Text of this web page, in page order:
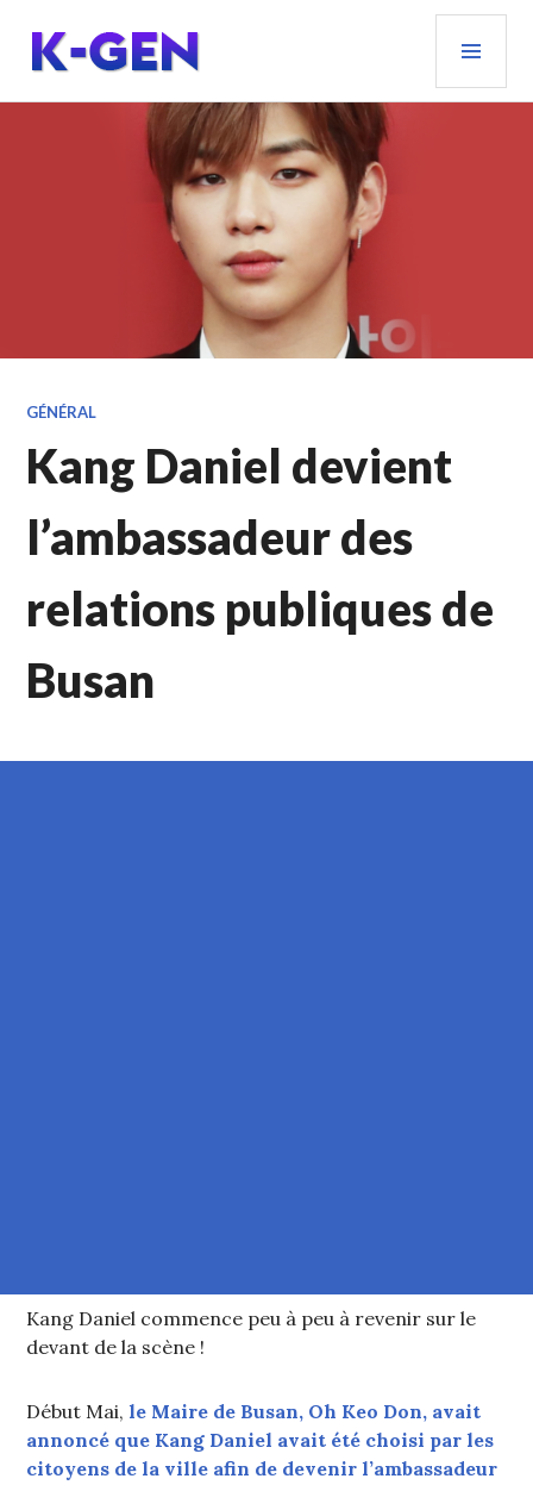
contenu
principal
K-GEN
GÉNÉRAL
Kang Daniel devient
l’ambassadeur des
relations publiques de
Busan
Kang Daniel commence peu à peu à revenir sur le
devant de la scène !
Début Mai,le Maire de Busan, Oh Keo Don, avait
annoncé que Kang Daniel avait été choisi par les
citoyens de la ville afin de devenir l’ambassadeur